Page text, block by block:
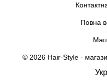
Повна
© 2026 Hair-Style -
Укр